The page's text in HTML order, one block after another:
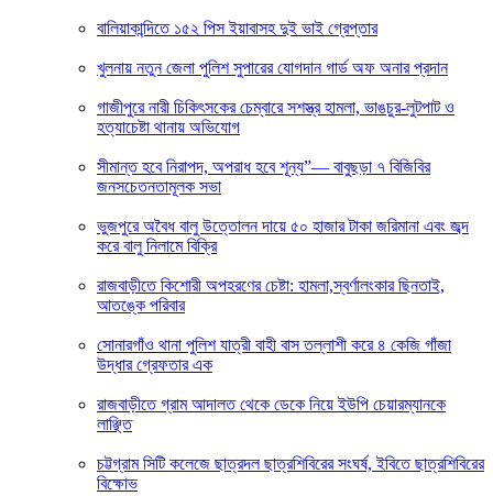
বালিয়াকান্দিতে ১৫২ পিস ইয়াবাসহ দুই ভাই গ্রেপ্তার
খুলনায় নতুন জেলা পুলিশ সুপারের যোগদান গার্ড অফ অনার প্রদান
গাজীপুরে নারী চিকিৎসকের চেম্বারে সশস্ত্র হামলা, ভাঙচুর-লুটপাট ও
হত্যাচেষ্টা থানায় অভিযোগ
সীমান্ত হবে নিরাপদ, অপরাধ হবে শূন্য”— বাবুছড়া ৭ বিজিবির
জনসচেতনতামূলক সভা
ভুজপুরে অবৈধ বালু উত্তোলন দায়ে ৫০ হাজার টাকা জরিমানা এবং জব্দ
করে বালু নিলামে বিক্রি
রাজবাড়ীতে কিশোরী অপহরণের চেষ্টা: হামলা,স্বর্ণালংকার ছিনতাই,
আতঙ্কে পরিবার
সোনারগাঁও থানা পুলিশ যাত্রী বাহী বাস তল্লাশী করে ৪ কেজি গাঁজা
উদ্ধার গ্রেফতার এক
রাজবাড়ীতে গ্রাম আদালত থেকে ডেকে নিয়ে ইউপি চেয়ারম্যানকে
লাঞ্ছিত
চট্টগ্রাম সিটি কলেজে ছাত্রদল ছাত্রশিবিরের সংঘর্ষ, ইবিতে ছাত্রশিবিরের
বিক্ষোভ